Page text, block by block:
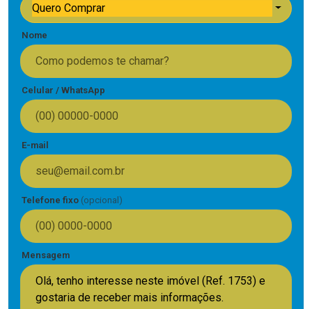
Quero Comprar
Nome
Celular / WhatsApp
E-mail
Telefone fixo (opcional)
Mensagem